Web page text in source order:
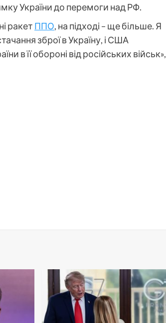
України до перемоги над РФ.
ракет ППО, на підході – ще більше. Я
зброї в Україну, і США
в її обороні від російських військ»,